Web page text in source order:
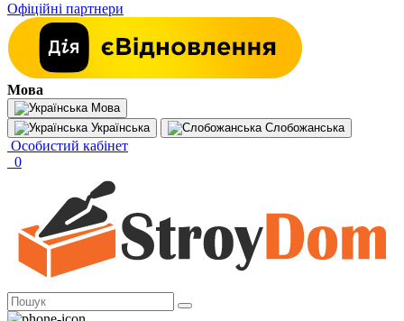
Офіційні партнери
Мова
Мова
Українська
Слобожанська
Особистий кабінет
0